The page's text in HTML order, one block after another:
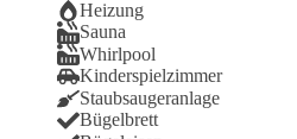
Heizung
Sauna
Whirlpool
Kinderspielzimmer
Staubsaugeranlage
Bügelbrett